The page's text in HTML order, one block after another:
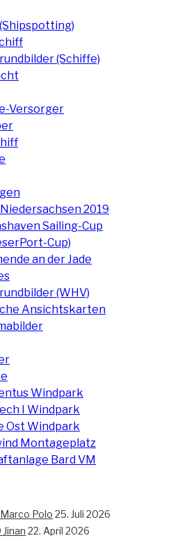
(Schiffe)
Versorger
2019
Sailing-Cup
Cup)
an der Jade
(WHV)
Ansichtskarten
Windpark
I Windpark
Ost Windpark
Montageplatz
Bard VM
Polo 25. Juli 2026
22. April 2026